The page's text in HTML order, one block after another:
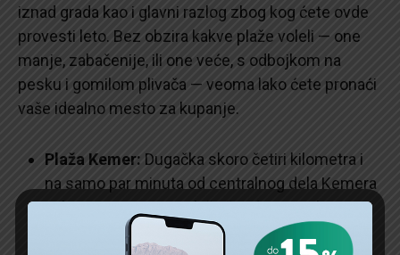
iznad grada kao i glavni razlog zbog kog ćete ovde
provesti leto. Bez obzira kakve plaže voleli — one
manje, zabačenije, ili one veće, s odbojkom na
pesku i gomilom plivača — veoma lako ćete pronaći
vaše idealno mesto za kupanje.
Plaža Kemer: Dugačka skoro četiri kilometra i
na samo par minuta od centralnog dela Kemera
nalazi se istoimena plaža čija će vas tirkizna
voda zavesti na prvi pogled.